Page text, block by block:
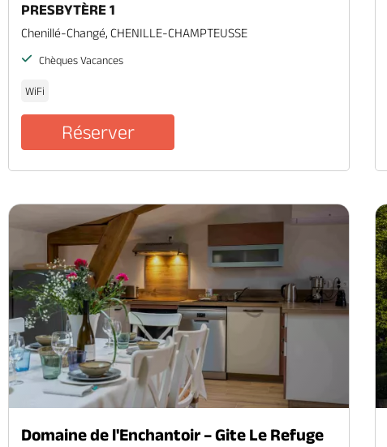
PRESBYTÈRE 1
Chenillé-Changé, CHENILLE-CHAMPTEUSSE
Chèques Vacances
WiFi
Réserver
Domaine de l'Enchantoir – Gite Le Refuge